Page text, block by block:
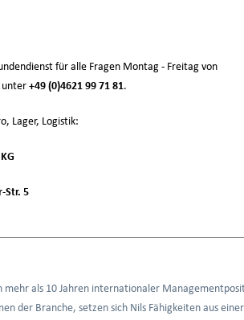
für alle Fragen Montag - Freitag von
unter +49 (0)4621 99 71 81.
Lager, Logistik:
Str. 5
mehr als 10 Jahren internationaler
der Branche, setzen sich Nils Fähigkeiten aus